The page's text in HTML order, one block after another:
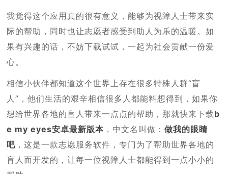
我觉得这个应用真的很有意义，能够为视障人士带来实
际的帮助，同时也让志愿者感受到助人为乐的温暖。如
果有兴趣的话，不妨下载试试，一起为社会贡献一份爱
心。
相信小伙伴都知道这个世界上存在很多特殊人群“盲
人”，他们生活的艰辛相信很多人都能料想得到，如果你
想给世界各地的盲人带来一点点的帮助，那就快来下载b
e my eyes安卓最新版本 ，中文名叫做：做我的眼睛
吧 ，这是一款志愿服务软件，专门为了帮助世界各地的
盲人而开发的，让每一位视障人士都能得到一点小小的